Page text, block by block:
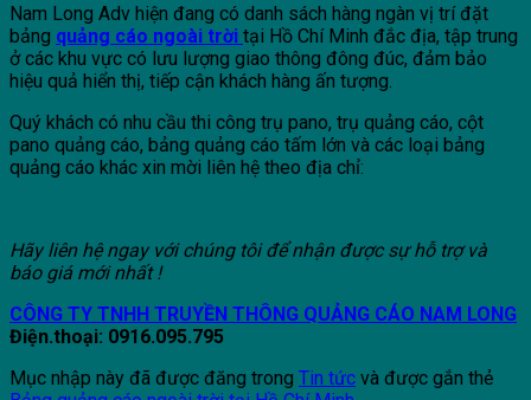
Nam Long Adv hiện đang có danh sách hàng ngàn vị trí đặt
bảng quảng cáo ngoài trời tại Hồ Chí Minh đắc địa, tập trung
ở các khu vực có lưu lượng giao thông đông đúc, đảm bảo
hiệu quả hiển thị, tiếp cận khách hàng ấn tượng.
Quý khách có nhu cầu thi công trụ pano, trụ quảng cáo, cột
pano quảng cáo, bảng quảng cáo tấm lớn và các loại bảng
quảng cáo khác xin mời liên hệ theo địa chỉ:
Hãy liên hệngay với chúng tôi đểnhận được sựhỗtrợvà
báo giá mới nhất !
CÔNG TY TNHH TRUYỀN THÔNG QUẢNG CÁO NAM LONG
Điện.thoại: 0916.095.795
Mục nhập này đã được đăng trong Tin tức và được gắn thẻ